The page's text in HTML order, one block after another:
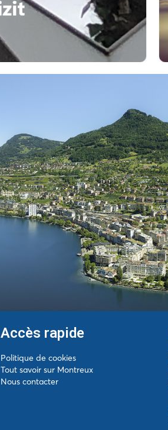
Accès rapide
Politique de cookies
Tout savoir sur Montreux
Nous contacter